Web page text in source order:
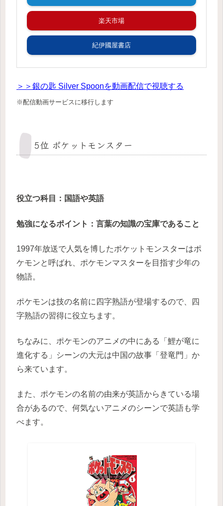
楽天市場
紀伊國屋書店
＞＞銀の匙 Silver Spoonを動画配信で視聴する
※配信動画サービスに移行します
5位 ポケットモンスター
役立つ科目：国語や英語
勉強になるポイント：言葉の知識の宝庫であること
1997年放送で人気を博したポケットモンスターはポ
ケモンと呼ばれ、ポケモンマスターを目指す少年の
物語。
ポケモンは技の名前に四字熟語が登場するので、四
字熟語の習得に役立ちます。
ちなみに、ポケモンのアニメの中にある「鯉が竜に
進化する」シーンの大元は中国の故事「登竜門」か
ら来ています。
また、ポケモンの名前の由来が英語からきている場
合があるので、何気ないアニメのシーンで英語も学
べます。